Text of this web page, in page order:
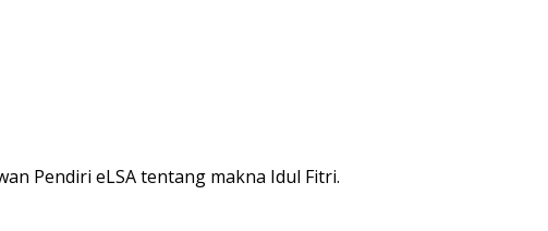
Pendiri eLSA tentang makna Idul Fitri.